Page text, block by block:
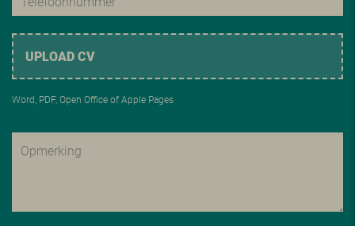
UPLOAD CV
Word, PDF, Open Office of Apple Pages